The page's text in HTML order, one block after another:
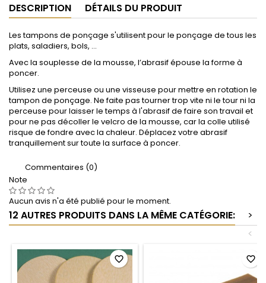
DESCRIPTION DÉTAILS DU PRODUIT
Les tampons de ponçage s'utilisent pour le ponçage de tous les
plats, saladiers, bols, ...
Avec la souplesse de la mousse, l’abrasif épouse la forme à
poncer.
Utilisez une perceuse ou une visseuse pour mettre en rotation le
tampon de ponçage. Ne faite pas tourner trop vite ni le tour ni la
perceuse pour laisser le temps à l'abrasif de faire son travail et
pour ne pas décoller le velcro de la mousse, car la colle utilisé
risque de fondre avec la chaleur. Déplacez votre abrasif
tranquillement sur toute la surface à poncer.
Commentaires (0)
Note
Aucun avis n'a été publié pour le moment.
12 AUTRES PRODUITS DANS LA MÊME CATÉGORIE:
>
<
favorite_border favorite_border